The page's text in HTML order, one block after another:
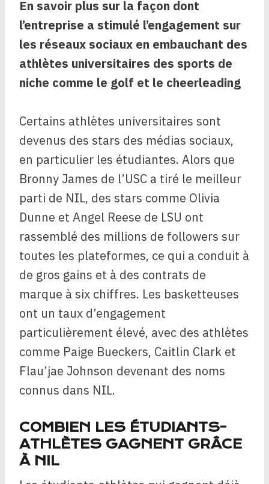
En savoir plus sur la façon dont
l’entreprise a stimulé l’engagement sur
les réseaux sociaux en embauchant des
athlètes universitaires des sports de
niche comme le golf et le cheerleading
Certains athlètes universitaires sont
devenus des stars des médias sociaux,
en particulier les étudiantes. Alors que
Bronny James de l’USC a tiré le meilleur
parti de NIL, des stars comme Olivia
Dunne et Angel Reese de LSU ont
rassemblé des millions de followers sur
toutes les plateformes, ce qui a conduit à
de gros gains et à des contrats de
marque à six chiffres. Les basketteuses
ont un taux d’engagement
particulièrement élevé, avec des athlètes
comme Paige Bueckers, Caitlin Clark et
Flau’jae Johnson devenant des noms
connus dans NIL.
COMBIEN LES ÉTUDIANTS-
ATHLÈTES GAGNENT GRÂCE
À NIL